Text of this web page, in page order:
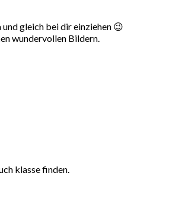
gleich bei dir einziehen 😉
wundervollen Bildern.
klasse finden.